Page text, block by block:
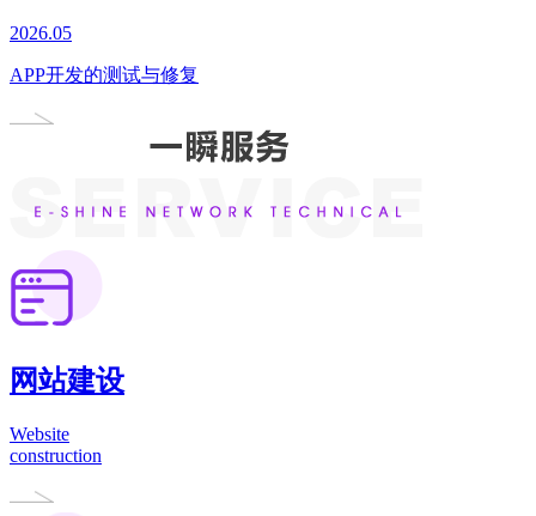
2026.05
APP开发的测试与修复
网站建设
Website
construction